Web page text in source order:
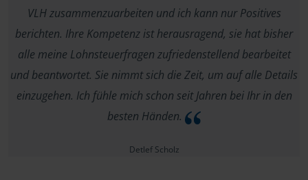
VLH zusammenzuarbeiten und ich kann nur Positives
berichten. Ihre Kompetenz ist herausragend, sie hat bisher
alle meine Lohnsteuerfragen zufriedenstellend bearbeitet
und beantwortet. Sie nimmt sich die Zeit, um auf alle Details
einzugehen. Ich fühle mich schon seit Jahren bei Ihr in den
besten Händen.
Detlef Scholz